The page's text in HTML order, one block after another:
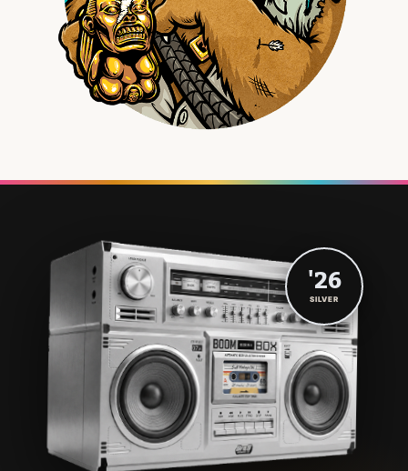
'26
SILVER